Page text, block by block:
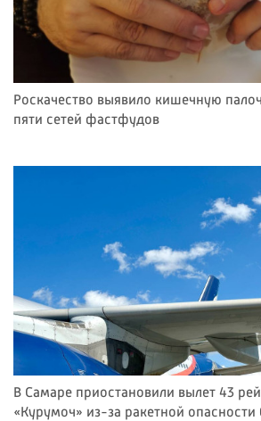
Роскачество выявило кишечную
пяти сетей фастфудов
В Самаре приостановили вылет 43
«Курумоч» из-за ракетной опасности